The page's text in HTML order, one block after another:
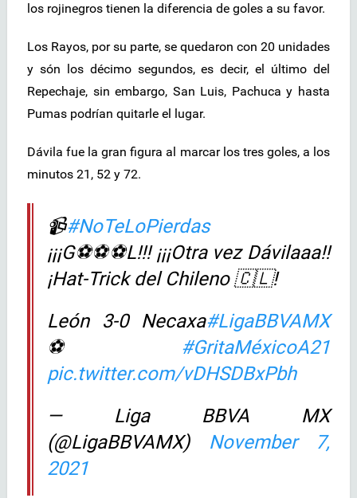
los rojinegros tienen la diferencia de goles a su favor.
Los Rayos, por su parte, se quedaron con 20 unidades
y són los décimo segundos, es decir, el último del
Repechaje, sin embargo, San Luis, Pachuca y hasta
Pumas podrían quitarle el lugar.
Dávila fue la gran figura al marcar los tres goles, a los
minutos 21, 52 y 72.
📹#NoTeLoPierdas
¡¡¡G⚽⚽⚽L!!! ¡¡¡Otra vez Dávilaaa!!
¡Hat-Trick del Chileno 🇨🇱!
León 3-0 Necaxa#LigaBBVAMX
⚽ #GritaMéxicoA21
pic.twitter.com/vDHSDBxPbh
— Liga BBVA MX
(@LigaBBVAMX) November 7,
2021